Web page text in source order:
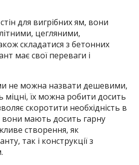
для вигрібних ям, вони
цегляними,
складатися з бетонних
має свої переваги і
не можна назвати дешевими,
міцні, їх можна робити досить
скоротити необхідність в
мають досить гарну
створення, як
так і конструкції з